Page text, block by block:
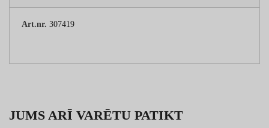
Art.nr. 307419
JUMS ARĪ VARĒTU PATIKT